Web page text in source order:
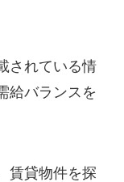
されている情
給バランスを
賃貸物件を探